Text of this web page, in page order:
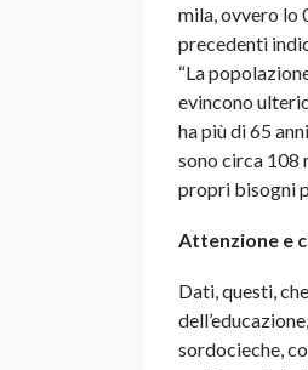
mila, ovvero lo
precedenti
“La
evincono
ha più di 65
sono circa 108
propri bisogni
Attenzione e
Dati, questi,
sordocieche,